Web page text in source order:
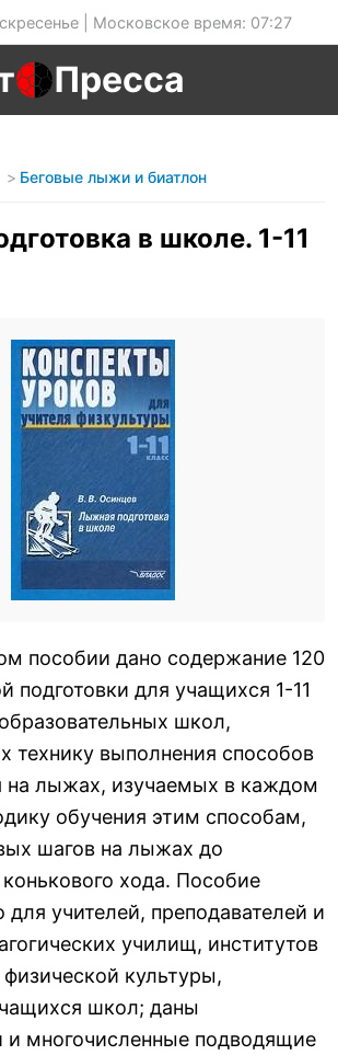
| Московское время: 07:27
Пресса
Беговые лыжи и биатлон
в школе. 1-11
пособии дано содержание 120
подготовки для учащихся 1-11
школ,
технику выполнения способов
на лыжах, изучаемых в каждом
обучения этим способам,
шагов на лыжах до
хода. Пособие
для учителей, преподавателей и
училищ, институтов
физической культуры,
школ; даны
и многочисленные подводящие